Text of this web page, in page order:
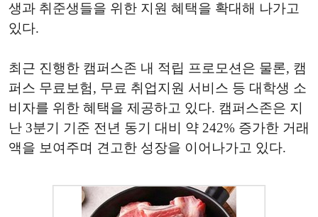
생과 취준생들을 위한 지원 혜택을 확대해 나가고
있다.
최근 진행한 캠퍼스존 내 적립 프로모션은 물론, 캠
퍼스 무료보험, 무료 취업지원 서비스 등 대학생 소
비자를 위한 혜택을 제공하고 있다. 캠퍼스존은 지
난 3분기 기준 전년 동기 대비 약 242% 증가한 거래
액을 보여주며 견고한 성장을 이어나가고 있다.